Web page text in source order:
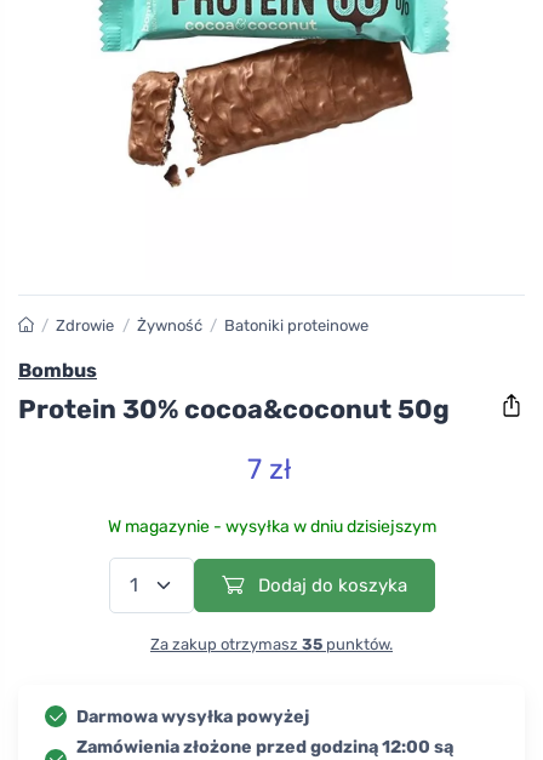
/ Zdrowie / Żywność / Batoniki proteinowe
Bombus
Protein 30% cocoa&coconut 50g
7 zł
W magazynie - wysyłka w dniu dzisiejszym
Dodaj do koszyka
Za zakup otrzymasz 35 punktów.
Darmowa wysyłka powyżej
Zamówienia złożone przed godziną 12:00 są